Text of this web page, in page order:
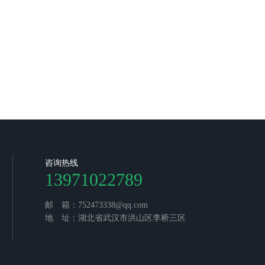
咨询热线
13971022789
邮 箱：752473338@qq.com
地 址：湖北省武汉市洪山区李桥三区